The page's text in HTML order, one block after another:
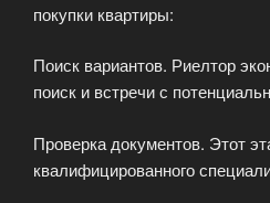
покупки квартиры:
Поиск вариантов. Риелтор
поиск и встречи с
Проверка документов. Этот
квалифицированного